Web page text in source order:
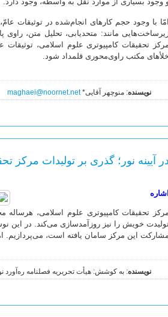
امّا با وجود حجم کارهای انجام‌شده در توثیقات
مانند: متحدیابی، تحلیل متن، راوی
مرکز تحقیقات کامپیوتری علوم اسلامی،
خلأهای مکتب راوی‌محوری قلمداد شود.
نویسنده: منوچهر آقایی*maghaei@noornet.net
در آیینه نور؛ گذری بر تولیدات مرکز
اشاره
مرکز تحقیقات کامپیوتری علوم اسلامی،
خویش را نیز روزآمدسازی می‌کند. در این
مشارکت این مرکز سامان یافته است، می‌پردازیم.
نویسنده: به کوشش: هیأت تحریریه فصلنامه ره‌آورد